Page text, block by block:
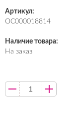
Артикул:
ОС000018814
Наличие товара:
На заказ